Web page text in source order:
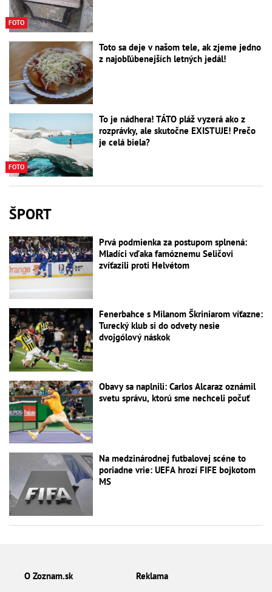
FOTO
Toto sa deje v našom tele, ak zjeme jedno
z najobľúbenejších letných jedál!
FOTO
To je nádhera! TÁTO pláž vyzerá ako z
rozprávky, ale skutočne EXISTUJE! Prečo
je celá biela?
ŠPORT
Prvá podmienka za postupom splnená:
Mladíci vďaka famóznemu Seličovi
zvíťazili proti Helvétom
Fenerbahce s Milanom Škriniarom víťazne:
Turecký klub si do odvety nesie
dvojgólový náskok
Obavy sa naplnili: Carlos Alcaraz oznámil
svetu správu, ktorú sme nechceli počuť
Na medzinárodnej futbalovej scéne to
poriadne vrie: UEFA hrozí FIFE bojkotom
MS
O Zoznam.sk Reklama